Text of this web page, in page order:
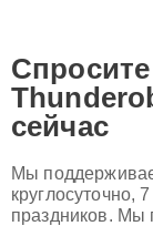
сейчас
Мы
круглосуточно,
праздников. Мы